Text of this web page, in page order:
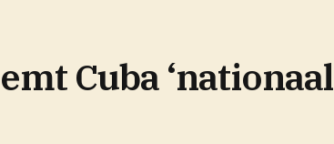
Cuba ‘nationaal